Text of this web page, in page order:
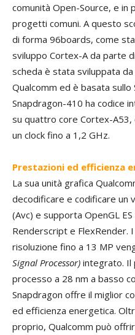
comunità Open-Source, e in
progetti comuni. A questo
di forma 96boards, come
sviluppo Cortex-A da parte
scheda è stata sviluppata
Qualcomm ed è basata sullo
Snapdragon-410 ha codice
su quattro core Cortex-A53,
un clock fino a 1,2 GHz.
Prestazioni ed efficienza
La sua unità grafica
decodificare e codificare un
(Avc) e supporta OpenGL
Renderscript e FlexRender.
risoluzione fino a 13 MP
Signal Processor) integrato. Il
processo a 28 nm a basso
Snapdragon offre il miglior
ed efficienza energetica.
proprio, Qualcomm può